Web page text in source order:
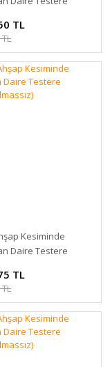
TL
Kesiminde
Daire Testere
TL